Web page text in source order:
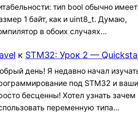
тип bool обычно имеет
1 байт, как и uint8_t. Думаю,
в обоих случаях…
к STM32: Урок 2 —
день! Я недавно начал
под STM32 и
бесценны! Хотел узнать зачем
переменную типа…